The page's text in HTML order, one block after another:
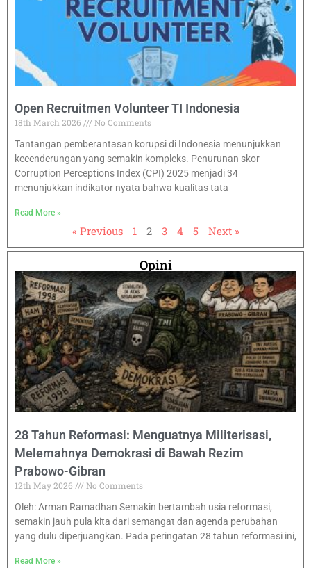
Open Recruitmen Volunteer TI Indonesia
18th March 2026
No Comments
Tantangan pemberantasan korupsi di Indonesia menunjukkan
kecenderungan yang semakin kompleks. Penurunan skor
Corruption Perceptions Index (CPI) 2025 menjadi 34
menunjukkan indikator nyata bahwa kualitas tata
Read More »
« Previous 1 2 3 4 5 Next »
Opini
28 Tahun Reformasi: Menguatnya Militerisasi,
Melemahnya Demokrasi di Bawah Rezim
Prabowo-Gibran
12th May 2026
No Comments
Oleh: Arman Ramadhan Semakin bertambah usia reformasi,
semakin jauh pula kita dari semangat dan agenda perubahan
yang dulu diperjuangkan. Pada peringatan 28 tahun reformasi ini,
Read More »